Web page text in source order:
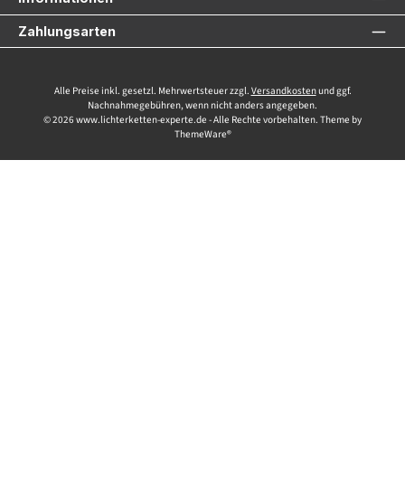
Zahlungsarten
Alle Preise inkl. gesetzl. Mehrwertsteuer zzgl. Versandkostenund ggf.
Nachnahmegebühren, wenn nicht anders angegeben.
© 2026 www.lichterketten-experte.de - Alle Rechte vorbehalten. Theme by
ThemeWare®